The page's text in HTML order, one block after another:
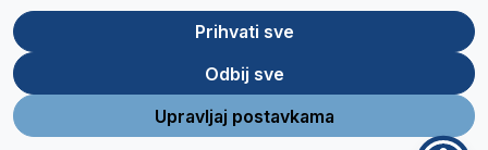
Ova stranica je zaštićena Google reCAPTCHA sustavom
Store
Google
Play
Prihvati sve
Odbij sve
Upravljaj postavkama